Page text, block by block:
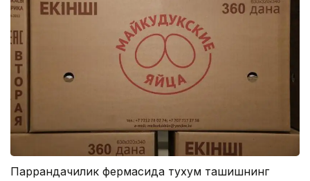
Паррандачилик фермасида тухум ташишнинг